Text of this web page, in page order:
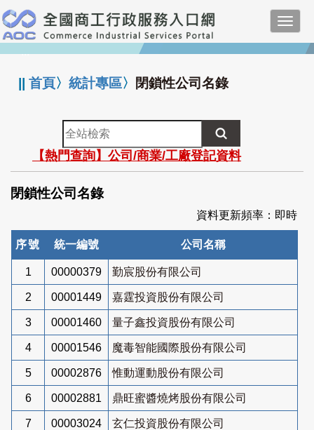
跳
到
主
要
:::
||首頁〉統計專區〉 閉鎖性公司名錄
全
站
檢
索
【熱門查詢】公司/商業/工廠登記資料
閉鎖性公司名錄
資料更新頻率：即時
序號 統一編號 公司名稱
1 00000379 勤宸股份有限公司
2 00001449 嘉霆投資股份有限公司
3 00001460 量子鑫投資股份有限公司
4 00001546 魔毒智能國際股份有限公司
5 00002876 惟動運動股份有限公司
6 00002881 鼎旺蜜醬燒烤股份有限公司
7 00003024 玄仁投資股份有限公司